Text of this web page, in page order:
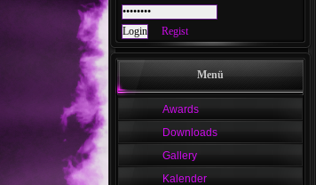
Regist
Menü
Awards
Downloads
Gallery
Kalender